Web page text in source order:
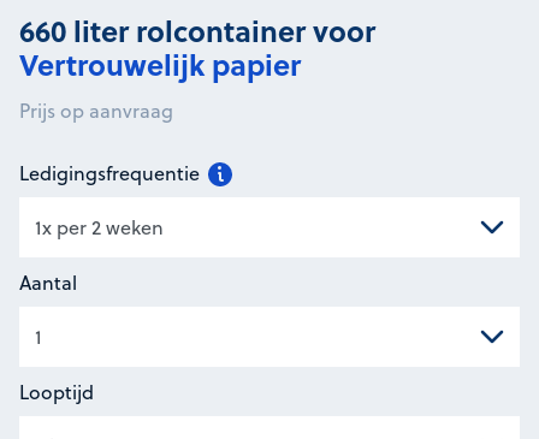
660 liter rolcontainer voor
Vertrouwelijk papier
Prijs op aanvraag
Ledigingsfrequentie
Aantal
Looptijd